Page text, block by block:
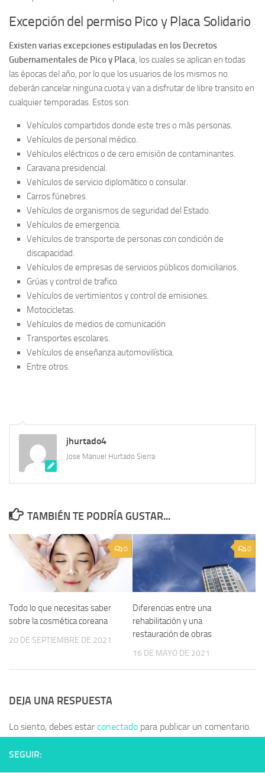
Excepción del permiso Pico y Placa Solidario
Existen varias excepciones estipuladas en los Decretos
Gubernamentales de Pico y Placa, los cuales se aplican en todas
las épocas del año, por lo que los usuarios de los mismos no
deberán cancelar ninguna cuota y van a disfrutar de libre transito en
cualquier temporadas. Estos son:
Vehículos compartidos donde este tres o más personas.
Vehículos de personal médico.
Vehículos eléctricos o de cero emisión de contaminantes.
Caravana presidencial.
Vehículos de servicio diplomático o consular.
Carros fúnebres.
Vehículos de organismos de seguridad del Estado.
Vehículos de emergencia.
Vehículos de transporte de personas con condición de
discapacidad.
Vehículos de empresas de servicios públicos domiciliarios.
Grúas y control de trafico.
Vehículos de vertimientos y control de emisiones.
Motocicletas.
Vehículos de medios de comunicación
Transportes escolares.
Vehículos de enseñanza automovilística.
Entre otros.
jhurtado4
Jose Manuel Hurtado Sierra
TAMBIÉN TE PODRÍA GUSTAR...
0
Todo lo que necesitas saber
sobre la cosmética coreana
20 DE SEPTIEMBRE DE 2021
0
Diferencias entre una
rehabilitación y una
restauración de obras
16 DE MAYO DE 2021
DEJA UNA RESPUESTA
Lo siento, debes estarconectado para publicar un comentario.
SEGUIR: